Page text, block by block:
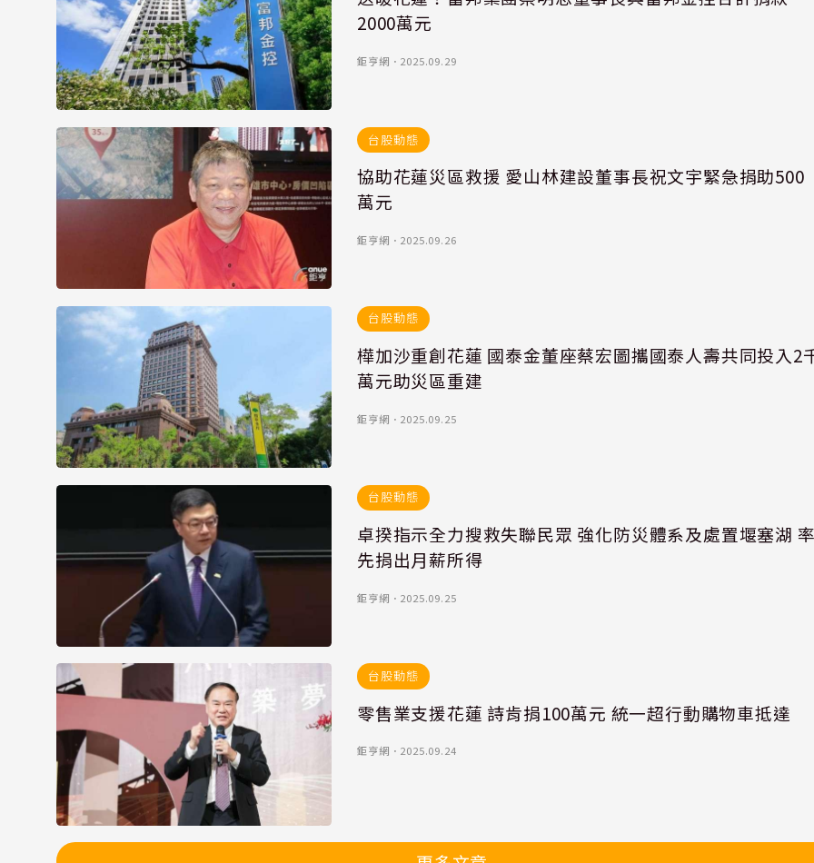
2000萬元
鉅亨網 ． 2025.09.29
台股動態
協助花蓮災區救援 愛山林建設董事長祝文宇緊急捐助500
萬元
鉅亨網 ． 2025.09.26
台股動態
樺加沙重創花蓮 國泰金董座蔡宏圖攜國泰人壽共同投入2
萬元助災區重建
鉅亨網 ． 2025.09.25
台股動態
卓揆指示全力搜救失聯民眾 強化防災體系及處置堰塞湖
先捐出月薪所得
鉅亨網 ． 2025.09.25
台股動態
零售業支援花蓮 詩肯捐100萬元 統一超行動購物車抵達
鉅亨網 ． 2025.09.24